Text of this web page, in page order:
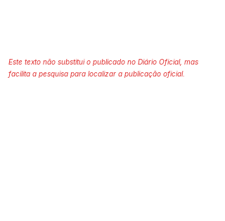
Este texto não substitui o publicado no Diário Oficial, mas
facilita a pesquisa para localizar a publicação oficial.